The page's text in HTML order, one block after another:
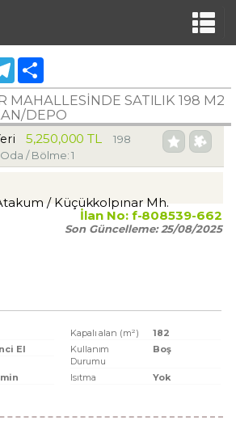
Telegram
MAHALLESİNDE SATILIK 198 M2
DEPO
5,250,000 TL
198
Oda / Bölme: 1
/ Küçükkolpınar Mh.
İlan No: f-808539-662
Son Güncelleme:25/08/2025
Kapalı alan (m²)
182
El
Kullanım
Durumu
Boş
Isıtma Yok